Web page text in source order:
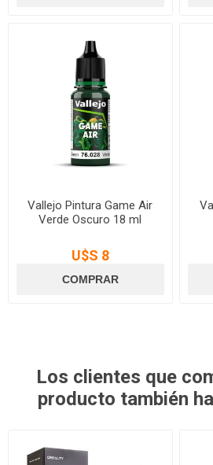
Vallejo Pintura Game Air
Verde Oscuro 18 ml
U$S 8
Los clientes que
producto también